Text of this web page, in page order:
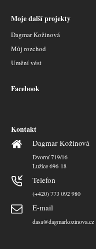
Moje další projekty
Dagmar Kožinová
Můj rozchod
Umění vést
Facebook
Kontakt
Dagmar Kožinová
Dvorní 719/16
Lužice 696 18
Telefon
(+420) 773 092 980
E-mail
dasa@dagmarkozinova.cz